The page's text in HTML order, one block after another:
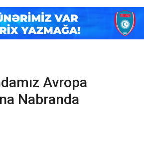
Avropa
Nabranda